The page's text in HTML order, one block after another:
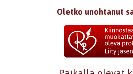
Oletko unohtanut